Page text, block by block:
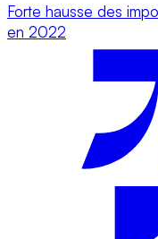
Forte hausse des
en 2022